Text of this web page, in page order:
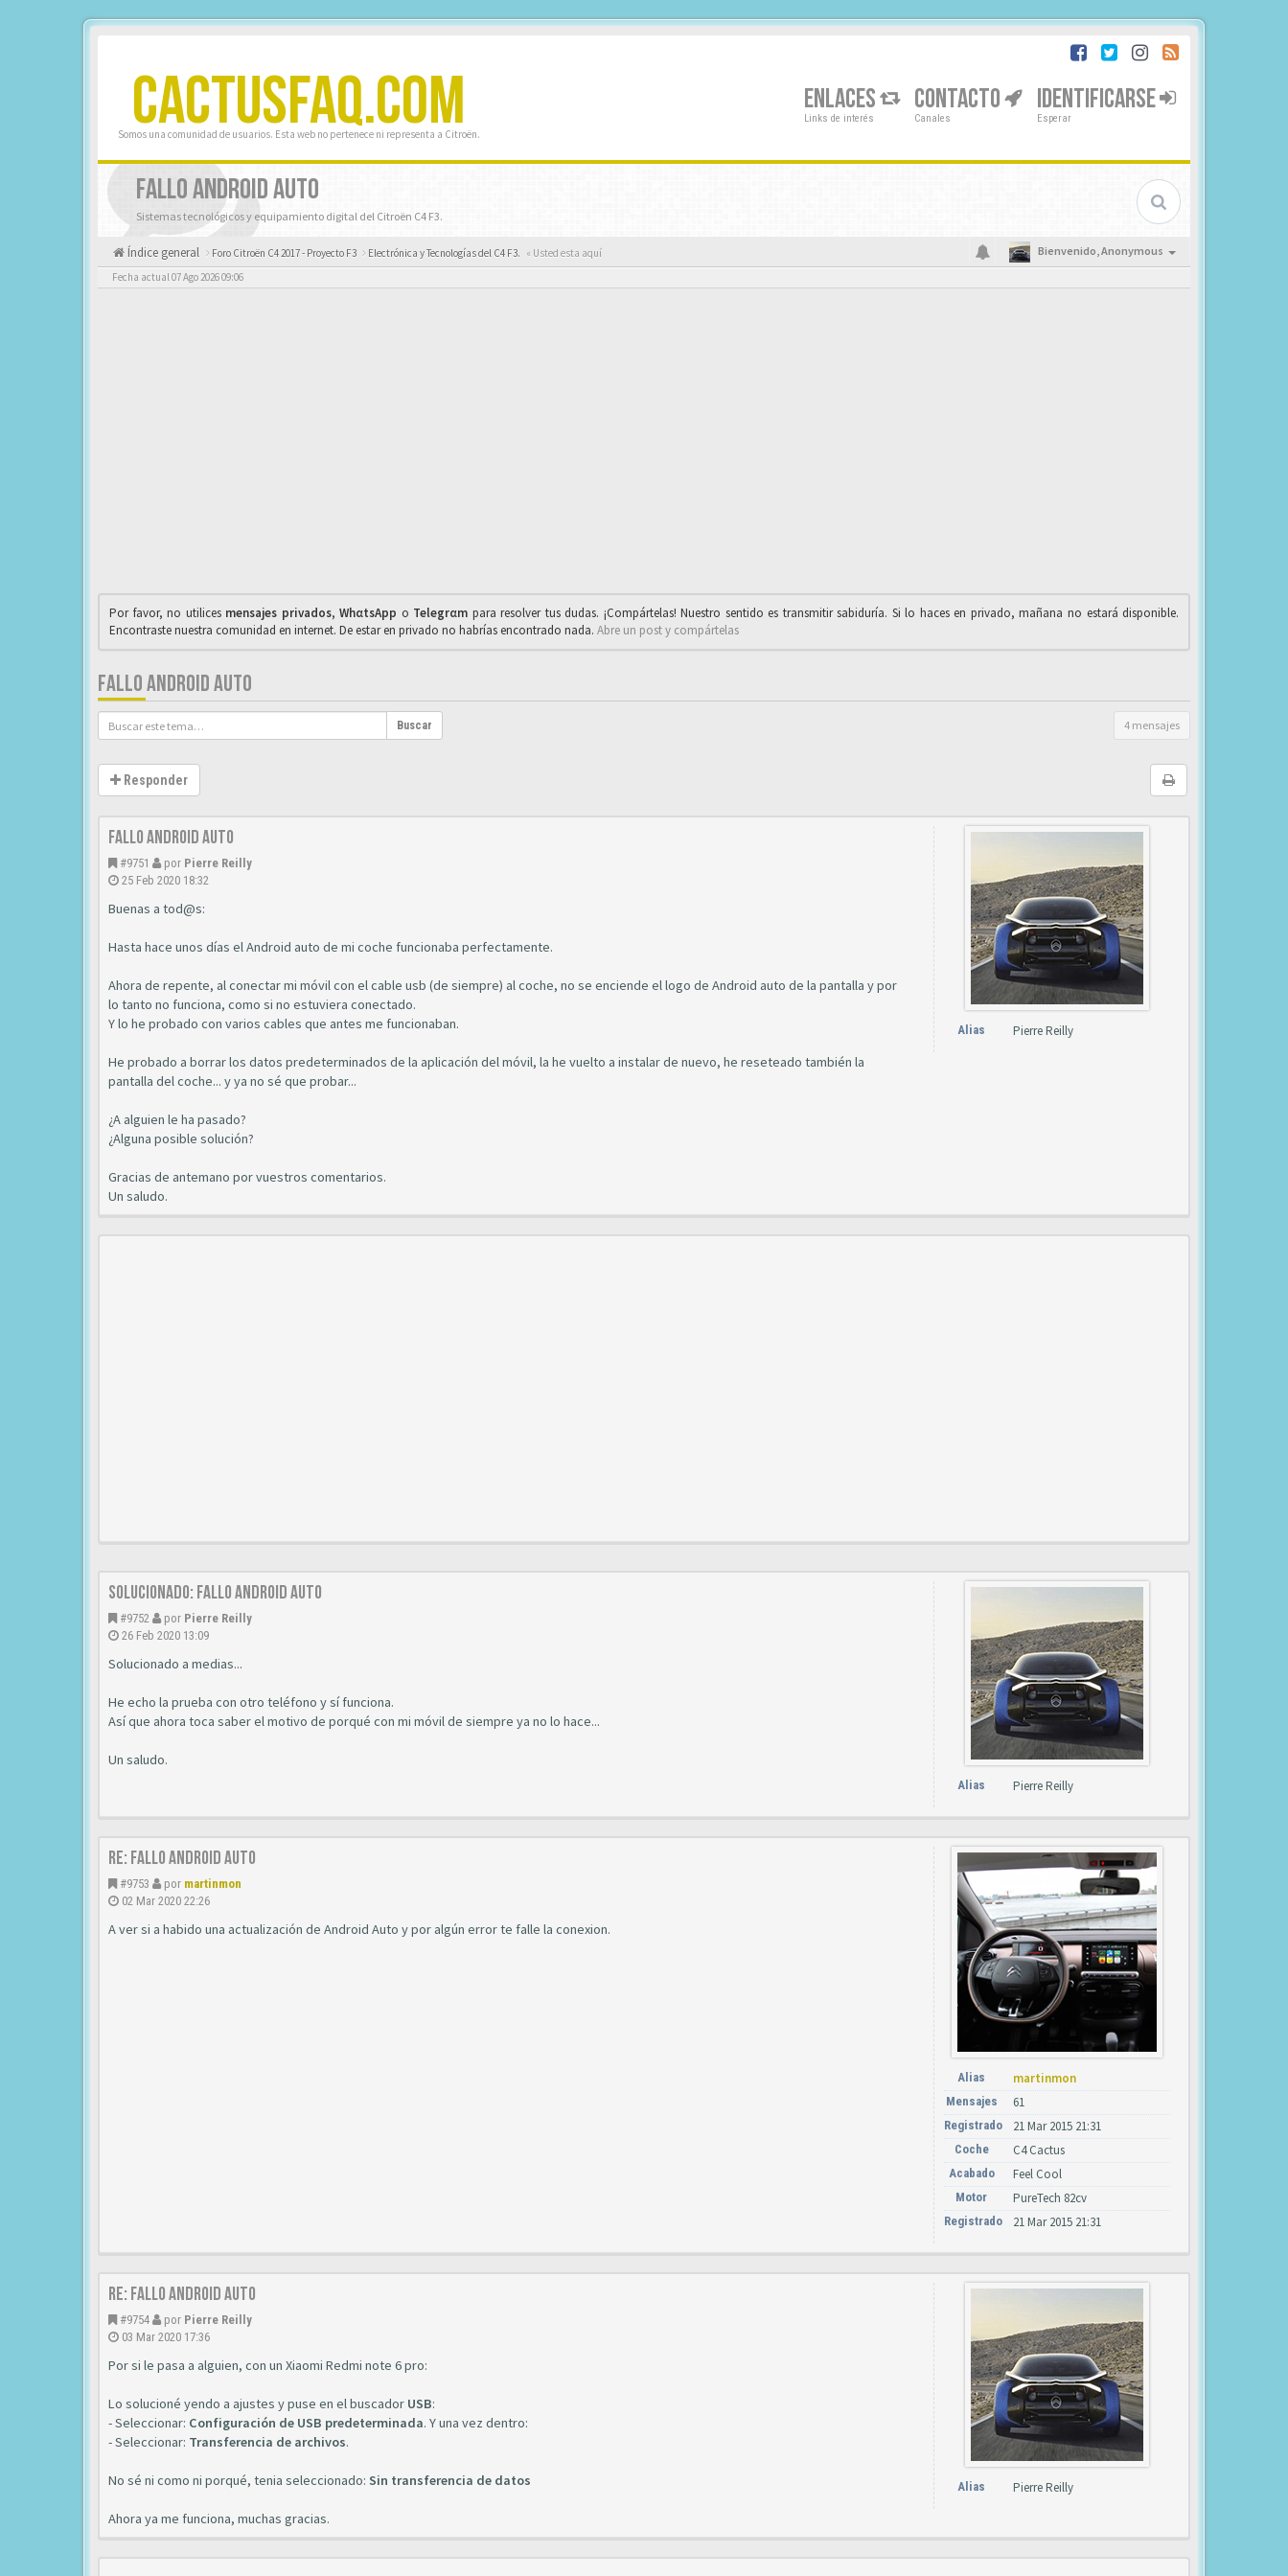
CACTUSFAQ.COM
Somos una comunidad de usuarios. Esta web no pertenece ni representa a Citroën.
ENLACES
Links de interés
CONTACTO
Canales
IDENTIFICARSE
Esperar
FALLO ANDROID AUTO
Sistemas tecnológicos y equipamiento digital del Citroën C4 F3.
Índice general Foro Citroën C4 2017 - Proyecto F3 Electrónica y Tecnologías del C4 F3. « Usted esta aquí Bienvenido,Anonymous
Fecha actual 07 Ago 2026 09:06
Por favor, no utilices mensajes privados,WhαtsApp o Telegrαm para resolver tus dudas. ¡Compártelas! Nuestro sentido es transmitir sabiduría. Si lo haces en privado, mañana no estará disponible.
Encontraste nuestra comunidad en internet. De estar en privado no habrías encontrado nada. Abre un post y compártelas
FALLO ANDROID AUTO
Buscar 4 mensajes
Responder
Fallo Android auto
#9751 por Pierre Reilly
25 Feb 2020 18:32
Buenas a tod@s:
Hasta hace unos días el Android auto de mi coche funcionaba perfectamente.
Ahora de repente, al conectar mi móvil con el cable usb (de siempre) al coche, no se enciende el logo de Android auto de la pantalla y por
lo tanto no funciona, como si no estuviera conectado.
Y lo he probado con varios cables que antes me funcionaban.
He probado a borrar los datos predeterminados de la aplicación del móvil, la he vuelto a instalar de nuevo, he reseteado también la
pantalla del coche... y ya no sé que probar...
¿A alguien le ha pasado?
¿Alguna posible solución?
Gracias de antemano por vuestros comentarios.
Un saludo.
Alias Pierre Reilly
SOLUCIONADO: Fallo Android auto
#9752 por Pierre Reilly
26 Feb 2020 13:09
Solucionado a medias...
He echo la prueba con otro teléfono y sí funciona.
Así que ahora toca saber el motivo de porqué con mi móvil de siempre ya no lo hace...
Un saludo.
Alias Pierre Reilly
Re: Fallo Android auto
#9753 por martinmon
02 Mar 2020 22:26
A ver si a habido una actualización de Android Auto y por algún error te falle la conexion.
Alias martinmon
Mensajes 61
Registrado 21 Mar 2015 21:31
Coche C4 Cactus
Acabado Feel Cool
Motor PureTech 82cv
Registrado 21 Mar 2015 21:31
Re: Fallo Android auto
#9754 por Pierre Reilly
03 Mar 2020 17:36
Por si le pasa a alguien, con un Xiaomi Redmi note 6 pro:
Lo solucioné yendo a ajustes y puse en el buscador USB:
- Seleccionar: Configuración de USB predeterminada. Y una vez dentro:
- Seleccionar: Transferencia de archivos.
No sé ni como ni porqué, tenia seleccionado: Sin transferencia de datos
Ahora ya me funciona, muchas gracias.
Alias Pierre Reilly